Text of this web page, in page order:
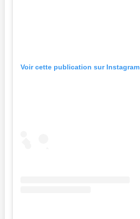
Voir cette publication sur Instagram